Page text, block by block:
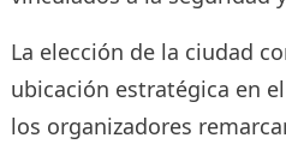
La elección de la ciudad
ubicación estratégica en
los organizadores